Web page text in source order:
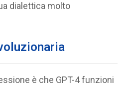
dialettica molto
è che GPT-4 funzioni